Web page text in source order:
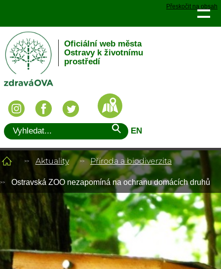
Přeskočit na obsah
Oficiální web města
Ostravy k životnímu
prostředí
EN
Aktuality Příroda a biodiverzita
Ostravská ZOO nezapomíná na ochranu domácích druhů